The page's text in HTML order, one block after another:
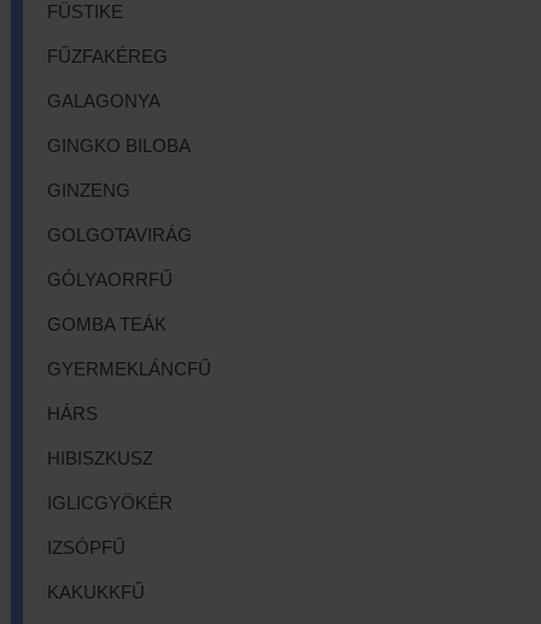
FÜSTIKE
FŰZFAKÉREG
GALAGONYA
GINGKO BILOBA
GINZENG
GOLGOTAVIRÁG
GÓLYAORRFŰ
GOMBA TEÁK
GYERMEKLÁNCFŰ
HÁRS
HIBISZKUSZ
IGLICGYÖKÉR
IZSÓPFŰ
KAKUKKFŰ